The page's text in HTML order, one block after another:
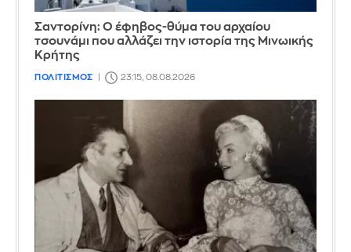
Σαντορίνη: Ο έφηβος-θύμα του αρχαίου
τσουνάμι που αλλάζει την ιστορία της Μινωικής
Κρήτης
ΠΟΛΙΤΙΣΜΟΣ 23:15, 08.08.2026